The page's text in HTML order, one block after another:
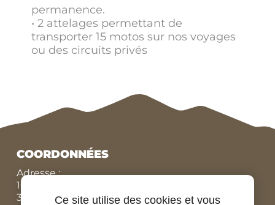
permanence.
• 2 attelages permettant de
transporter 15 motos sur nos voyages
ou des circuits privés
COORDONNÉES
Adresse :
10 Route de Conneuil,
37270 MONTLOUIS SUR LOIRE,
Ce site utilise des cookies et vous